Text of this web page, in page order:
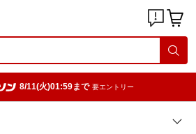
8/11(火)01:59まで 要エントリー